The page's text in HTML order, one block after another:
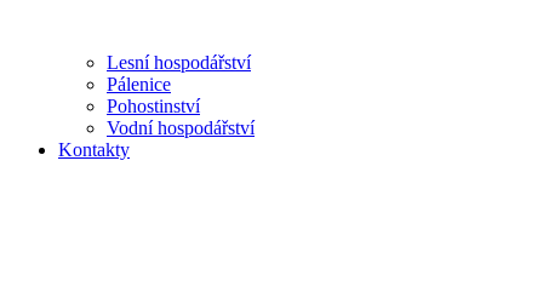
Lesní hospodářství
Pálenice
Pohostinství
Vodní hospodářství
Kontakty